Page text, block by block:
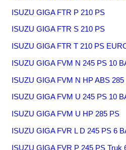
ISUZU GIGA FTR P 210 PS
ISUZU GIGA FTR S 210 PS
ISUZU GIGA FTR T 210 PS
ISUZU GIGA FVM N 245 PS 10
ISUZU GIGA FVM N HP ABS 285
ISUZU GIGA FVM U 245 PS 10
ISUZU GIGA FVM U HP 285 PS
ISUZU GIGA FVR L D 245 PS 6
ISUZU GIGA FVR P 245 PS Truk